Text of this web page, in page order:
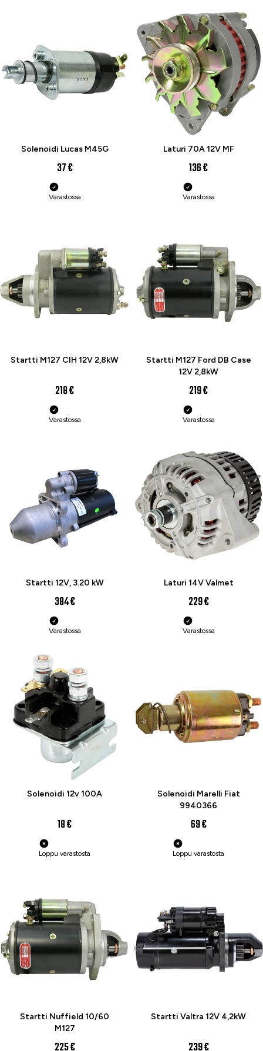
Solenoidi Lucas M45G
37 €
Varastossa
Laturi 70A 12V MF
136 €
Varastossa
Startti M127 CIH 12V 2,8kW
218 €
Varastossa
Startti M127 Ford DB Case
12V 2,8kW
219 €
Varastossa
Startti 12V, 3.20 kW
384 €
Varastossa
Laturi 14V Valmet
229 €
Varastossa
Solenoidi 12v 100A
18 €
Loppu varastosta
Solenoidi Marelli Fiat
9940366
69 €
Loppu varastosta
Startti Nuffield 10/60
M127
225 €
Startti Valtra 12V 4,2kW
239 €